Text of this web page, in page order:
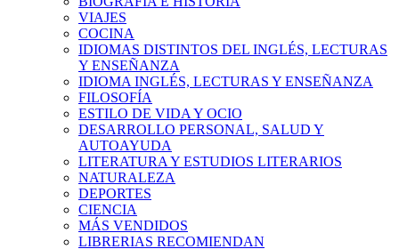
VIAJES
COCINA
IDIOMAS DISTINTOS DEL INGLÉS, LECTURAS
Y ENSEÑANZA
IDIOMA INGLÉS, LECTURAS Y ENSEÑANZA
FILOSOFÍA
ESTILO DE VIDA Y OCIO
DESARROLLO PERSONAL, SALUD Y
AUTOAYUDA
LITERATURA Y ESTUDIOS LITERARIOS
NATURALEZA
DEPORTES
CIENCIA
MÁS VENDIDOS
LIBRERIAS RECOMIENDAN